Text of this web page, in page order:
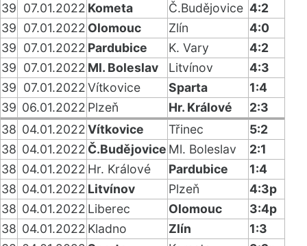
39 07.01.2022 Kometa Č.Budějovice 4:2
39 07.01.2022 Olomouc Zlín
4:0
39 07.01.2022 Pardubice K. Vary
4:2
39 07.01.2022 Ml. Boleslav Litvínov
4:3
39 07.01.2022Vítkovice Sparta
1:4
39 06.01.2022 Plzeň Hr. Králové
2:3
38 04.01.2022Vítkovice Třinec
5:2
38 04.01.2022 Č.Budějovice Ml. Boleslav
2:1
38 04.01.2022 Hr. Králové Pardubice
1:4
38 04.01.2022 Litvínov Plzeň
4:3p
38 04.01.2022 Liberec Olomouc
3:4p
38 04.01.2022 Kladno Zlín
1:3